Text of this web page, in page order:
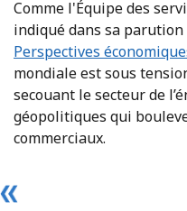
Comme l'Équipe des
indiqué dans sa
Perspectives
mondiale est sous
secouant le secteur de
géopolitiques qui
commerciaux.